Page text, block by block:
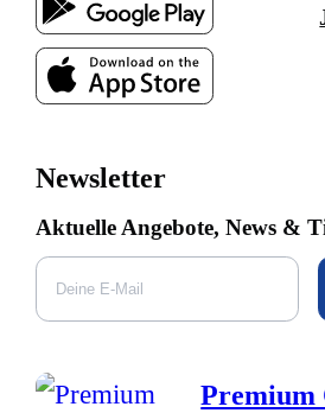
Newsletter
Aktuelle Angebote, News &
Premium